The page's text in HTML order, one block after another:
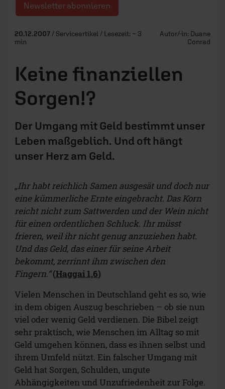
TEAM
Newsletter abonnieren
20.12.2007 / Serviceartikel / Lesezeit: ~ 3
min
Autor/-in: Duane
Conrad
Keine finanziellen
Sorgen!?
Der Umgang mit Geld bestimmt unser
Leben maßgeblich. Und oft hängt
unser Herz am Geld.
„Ihr habt reichlich Samen ausgesät und doch nur
eine kümmerliche Ernte eingebracht. Das Korn
reicht nicht zum Sattwerden und der Wein nicht
für einen ordentlichen Schluck. Ihr müsst
frieren, weil ihr nicht genug anzuziehen habt.
Und das Geld, das einer für seine Arbeit
bekommt, zerrinnt ihm zwischen den
Fingern.“(Haggai 1,6)
Vielen Menschen in Deutschland geht es so, wie
in dem obigen Auszug beschrieben – ob sie nun
viel oder wenig Geld verdienen. Die Bibel zeigt
sehr praktisch, wie Menschen im Alltag so mit
Geld umgehen können, dass es ihnen selbst und
ihrem Umfeld nützt. Ein falscher Umgang mit
Geld hat Sorgen, Schulden, ungute
Abhängigkeiten und Unzufriedenheit zur Folge.